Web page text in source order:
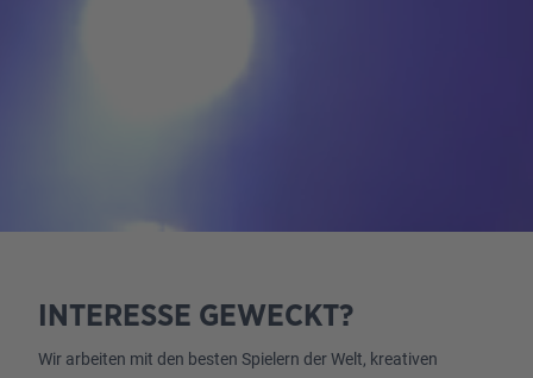
INTERESSE GEWECKT?
Wir arbeiten mit den besten Spielern der Welt, kreativen